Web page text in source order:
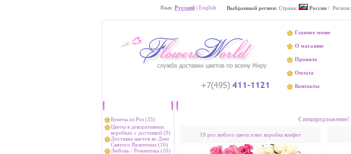
Выбранный регион: Страна: Россия/ Регион:
Язык: Русский| English
Главное меню
О магазине
Правила
Оплата
Контакты
Букеты из Роз (35)
Цветы в декоративных
коробках с доставкой (9)
Доставка цветов ко Дню
Святого Валентина (16)
Любовь / Романтика (10)
Спецпредложение!
19 роз любого цвета плюс коробка конфет